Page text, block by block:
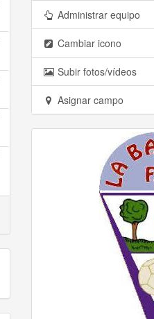
Administrar equipo
Cambiar icono
Subir fotos/vídeos
Asignar campo